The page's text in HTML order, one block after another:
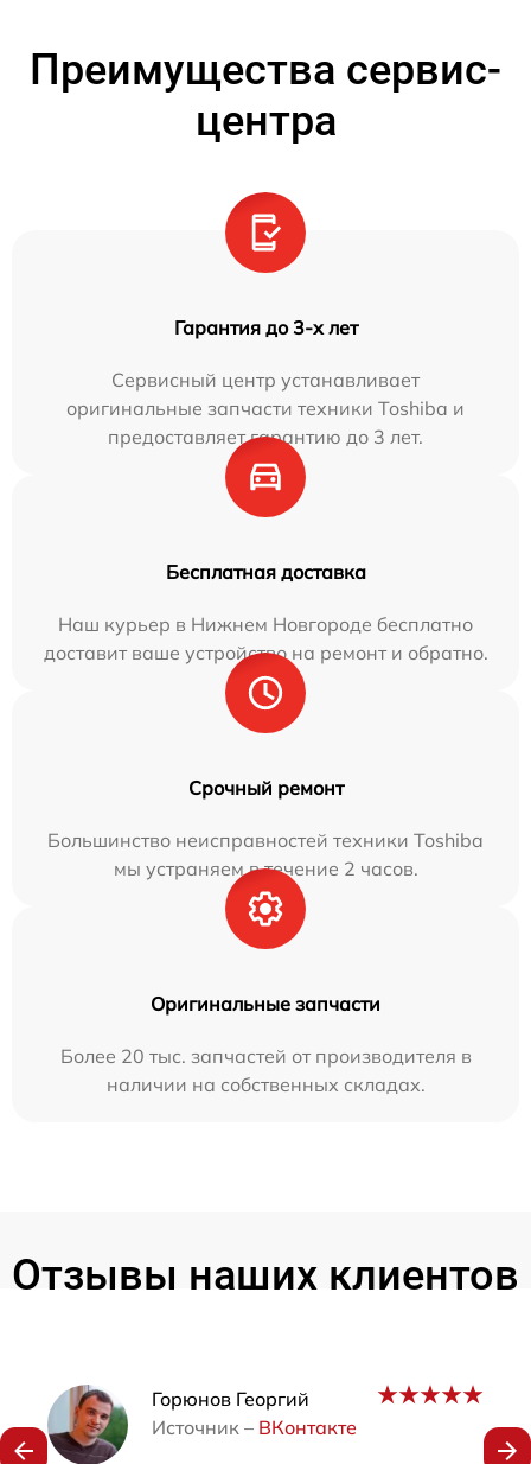
Преимущества сервис-
центра
Гарантия до 3-х лет
Сервисный центр устанавливает
оригинальные запчасти техники Toshiba и
предоставляет гарантию до 3 лет.
Бесплатная доставка
Наш курьер в Нижнем Новгороде бесплатно
доставит ваше устройство на ремонт и обратно.
Срочный ремонт
Большинство неисправностей техники Toshiba
мы устраняем в течение 2 часов.
Оригинальные запчасти
Более 20 тыс. запчастей от производителя в
наличии на собственных складах.
Отзывы наших клиентов
Горюнов Георгий
Источник – ВКонтакте
Наши мастера